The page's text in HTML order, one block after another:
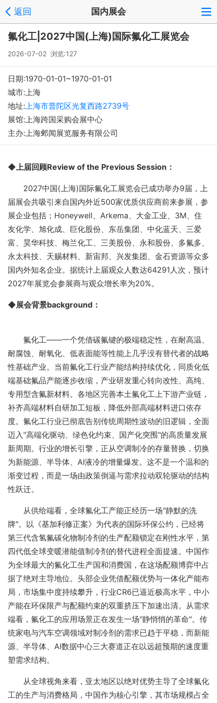
返回 国内展会
氟化工|2027中国(上海)国际氟化工展览会
2026-07-02 浏览:127
日期:1970-01-01~1970-01-01
城市:上海
地址:上海市普陀区光复西路2739号
展馆:上海跨国采购会展中心
主办:上海邺闻展览服务有限公司
◆上届回顾Review of the Previous Session ：
2027中国(上海)国际氟化工展览会已成功举办9届，上
届展会共吸引来自国内外近500家优质供应商前来参展，参
展企业包括；Honeywell、Arkema、大金工业、3M、住
友化学、旭化成、巨化股份、东岳集团、中化蓝天、三爱
富、昊华科技、梅兰化工、三美股份、永和股份、多氟多、
永太科技、天赐材料、新宙邦、兴发集团、金石资源等众多
国内外知名企业。据统计上届观众人数达64291人次，预计
2027年展览会参展商与观众增长率为20%。
◆展会背景background：
氟化工——一个凭借碳氟键的极端稳定性，在耐高温、
耐腐蚀、耐氧化、低表面能等性能上几乎没有替代者的战略
性基础产业。当前氟化工行业产能结构持续优化，同质化低
端基础氟品产能逐步收缩，产业研发重心转向改性、高纯、
专用型含氟新材料。各地区完善本土氟化工上下游产业链，
补齐高端材料自研加工短板，降低外部高端材料进口依存
度。氟化工行业已彻底告别传统周期性波动的旧逻辑，全面
迈入"高端化驱动、绿色化约束、国产化突围"的高质量发展
新周期。行业的增长引擎，正从空调制冷的存量替换，切换
为新能源、半导体、AI液冷的增量爆发。这不是一个温和的
渐变过程，而是一场由政策倒逼与需求拉动双轮驱动的结构
性跃迁。
从供给端看，全球氟化工产能正经历一场"静默的洗
牌"。以《基加利修正案》为代表的国际环保公约，已经将
第三代含氢氟碳化物制冷剂的生产配额锁定在刚性水平，第
四代低全球变暖潜能值制冷剂的替代进程全面提速。中国作
为全球最大的氟化工生产国和消费国，在这场配额博弈中占
据了绝对主导地位。头部企业凭借配额优势与一体化产能布
局，市场集中度持续攀升，行业CR6已逼近极高水平，中小
产能在环保限产与配额约束的双重挤压下加速出清。从需求
端看，氟化工的应用场景正在发生一场"静悄悄的革命"。传
统家电与汽车空调领域对制冷剂的需求已趋于平稳，而新能
源、半导体、AI数据中心三大赛道正在以远超预期的速度重
塑需求结构。
从全球视角来看，亚太地区以绝对优势主导了全球氟化
工的生产与消费格局，中国作为核心引擎，其市场规模占全